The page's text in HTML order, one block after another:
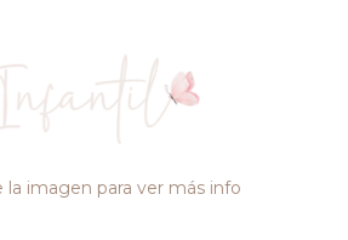
la imagen para ver más info